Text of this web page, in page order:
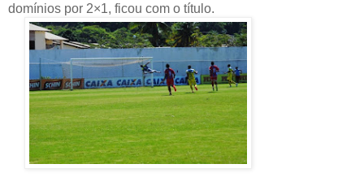
domínios por 2×1, ficou com o título.